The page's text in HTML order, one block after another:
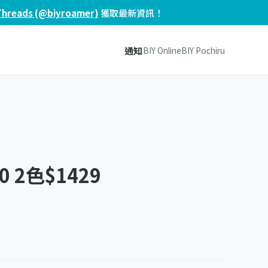
(@biyroamer)獲取最新資訊！
通知BIY OnlineBIY Pochiru
2色$1429